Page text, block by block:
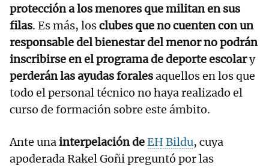
protección a los menores que militan en sus
filas. Es más, losclubes que no cuenten con un
responsable del bienestar del menor no podrán
inscribirse en el programa de deporte escolary
perderán las ayudas foralesaquellos en los que
todo el personal técnico no haya realizado el
curso de formación sobre este ámbito.
Ante unainterpelación deEH Bildu, cuya
apoderada Rakel Goñi preguntó por las